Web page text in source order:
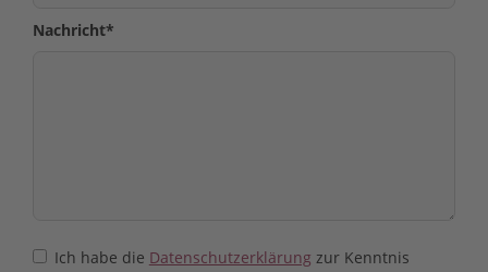
Nachricht*
Ich habe die Datenschutzerklärung zur Kenntnis